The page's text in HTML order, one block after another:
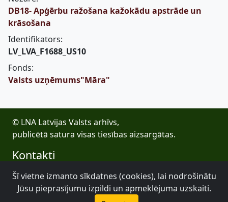
DB18- Apģērbu ražošana kažokādu apstrāde un
krāsošana
Identifikators:
LV_LVA_F1688_US10
Fonds:
Valsts uzņēmums"Māra"
© LNA Latvijas Valsts arhīvs,
publicētā satura visas tiesības aizsargātas.
Kontakti
E-pasts: lva@arhivi.gov.lv
Tālrunis: +371 20027447
Bezdelīgu 1A, Rīga
Šī vietne izmanto sīkdatnes (cookies), lai nodrošinātu
Jūsu pieprasījumu izpildi un apmeklējuma uzskaiti.